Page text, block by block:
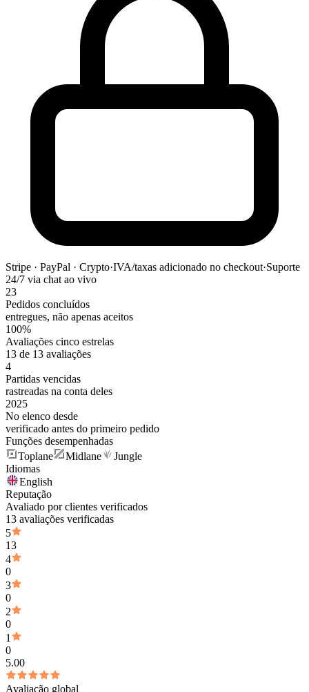
Stripe · PayPal · Crypto·IVA/taxas adicionado no checkout·Suporte
24/7 via chat ao vivo
23
Pedidos concluídos
entregues, não apenas aceitos
100%
Avaliações cinco estrelas
13 de 13 avaliações
4
Partidas vencidas
rastreadas na conta deles
2025
No elenco desde
verificado antes do primeiro pedido
Funções desempenhadas
Toplane
Midlane
Jungle
Idiomas
English
Reputação
Avaliado por clientes verificados
13 avaliações verificadas
5
13
4
0
3
0
2
0
1
0
5.00
Avaliação global